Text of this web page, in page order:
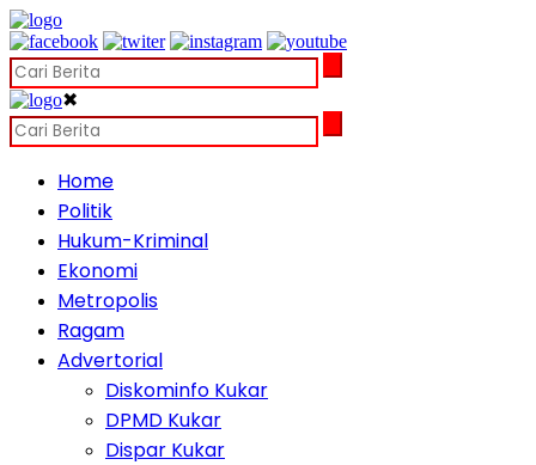
✖
Home
Politik
Hukum-Kriminal
Ekonomi
Metropolis
Ragam
Advertorial
Diskominfo Kukar
DPMD Kukar
Dispar Kukar